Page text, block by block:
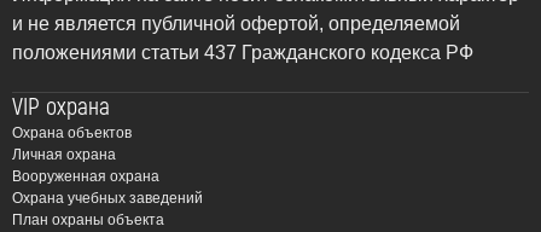
просто запись происходящего, это интеллектуальный
инструмент, способный анализировать ситуацию,
реагировать на угрозы. ЧОП “Амулет” использует
передовые технологии для создания надежных и
эффективных систем безопасности, адаптированных к
потребностям каждого клиента.
и не является публичной офертой, определяемой
положениями статьи 437 Гражданского кодекса РФ
VIP охрана
Охрана объектов
Личная охрана
Вооруженная охрана
Охрана учебных заведений
План охраны объекта